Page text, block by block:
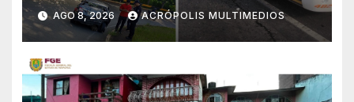
AGO 8, 2026 ACRÓPOLIS MULTIMEDIOS